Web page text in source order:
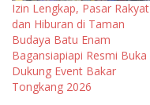
Izin Lengkap, Pasar Rakyat
dan Hiburan di Taman
Budaya Batu Enam
Bagansiapiapi Resmi Buka
Dukung Event Bakar
Tongkang 2026